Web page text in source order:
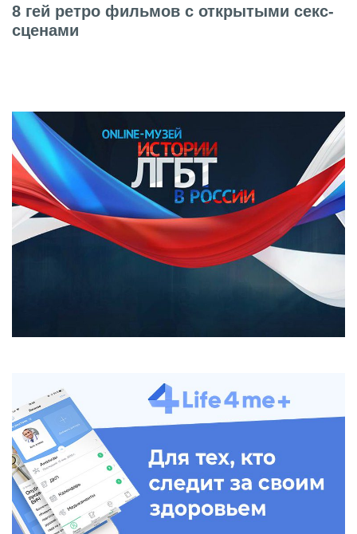
8 гей ретро фильмов с открытыми секс-
сценами